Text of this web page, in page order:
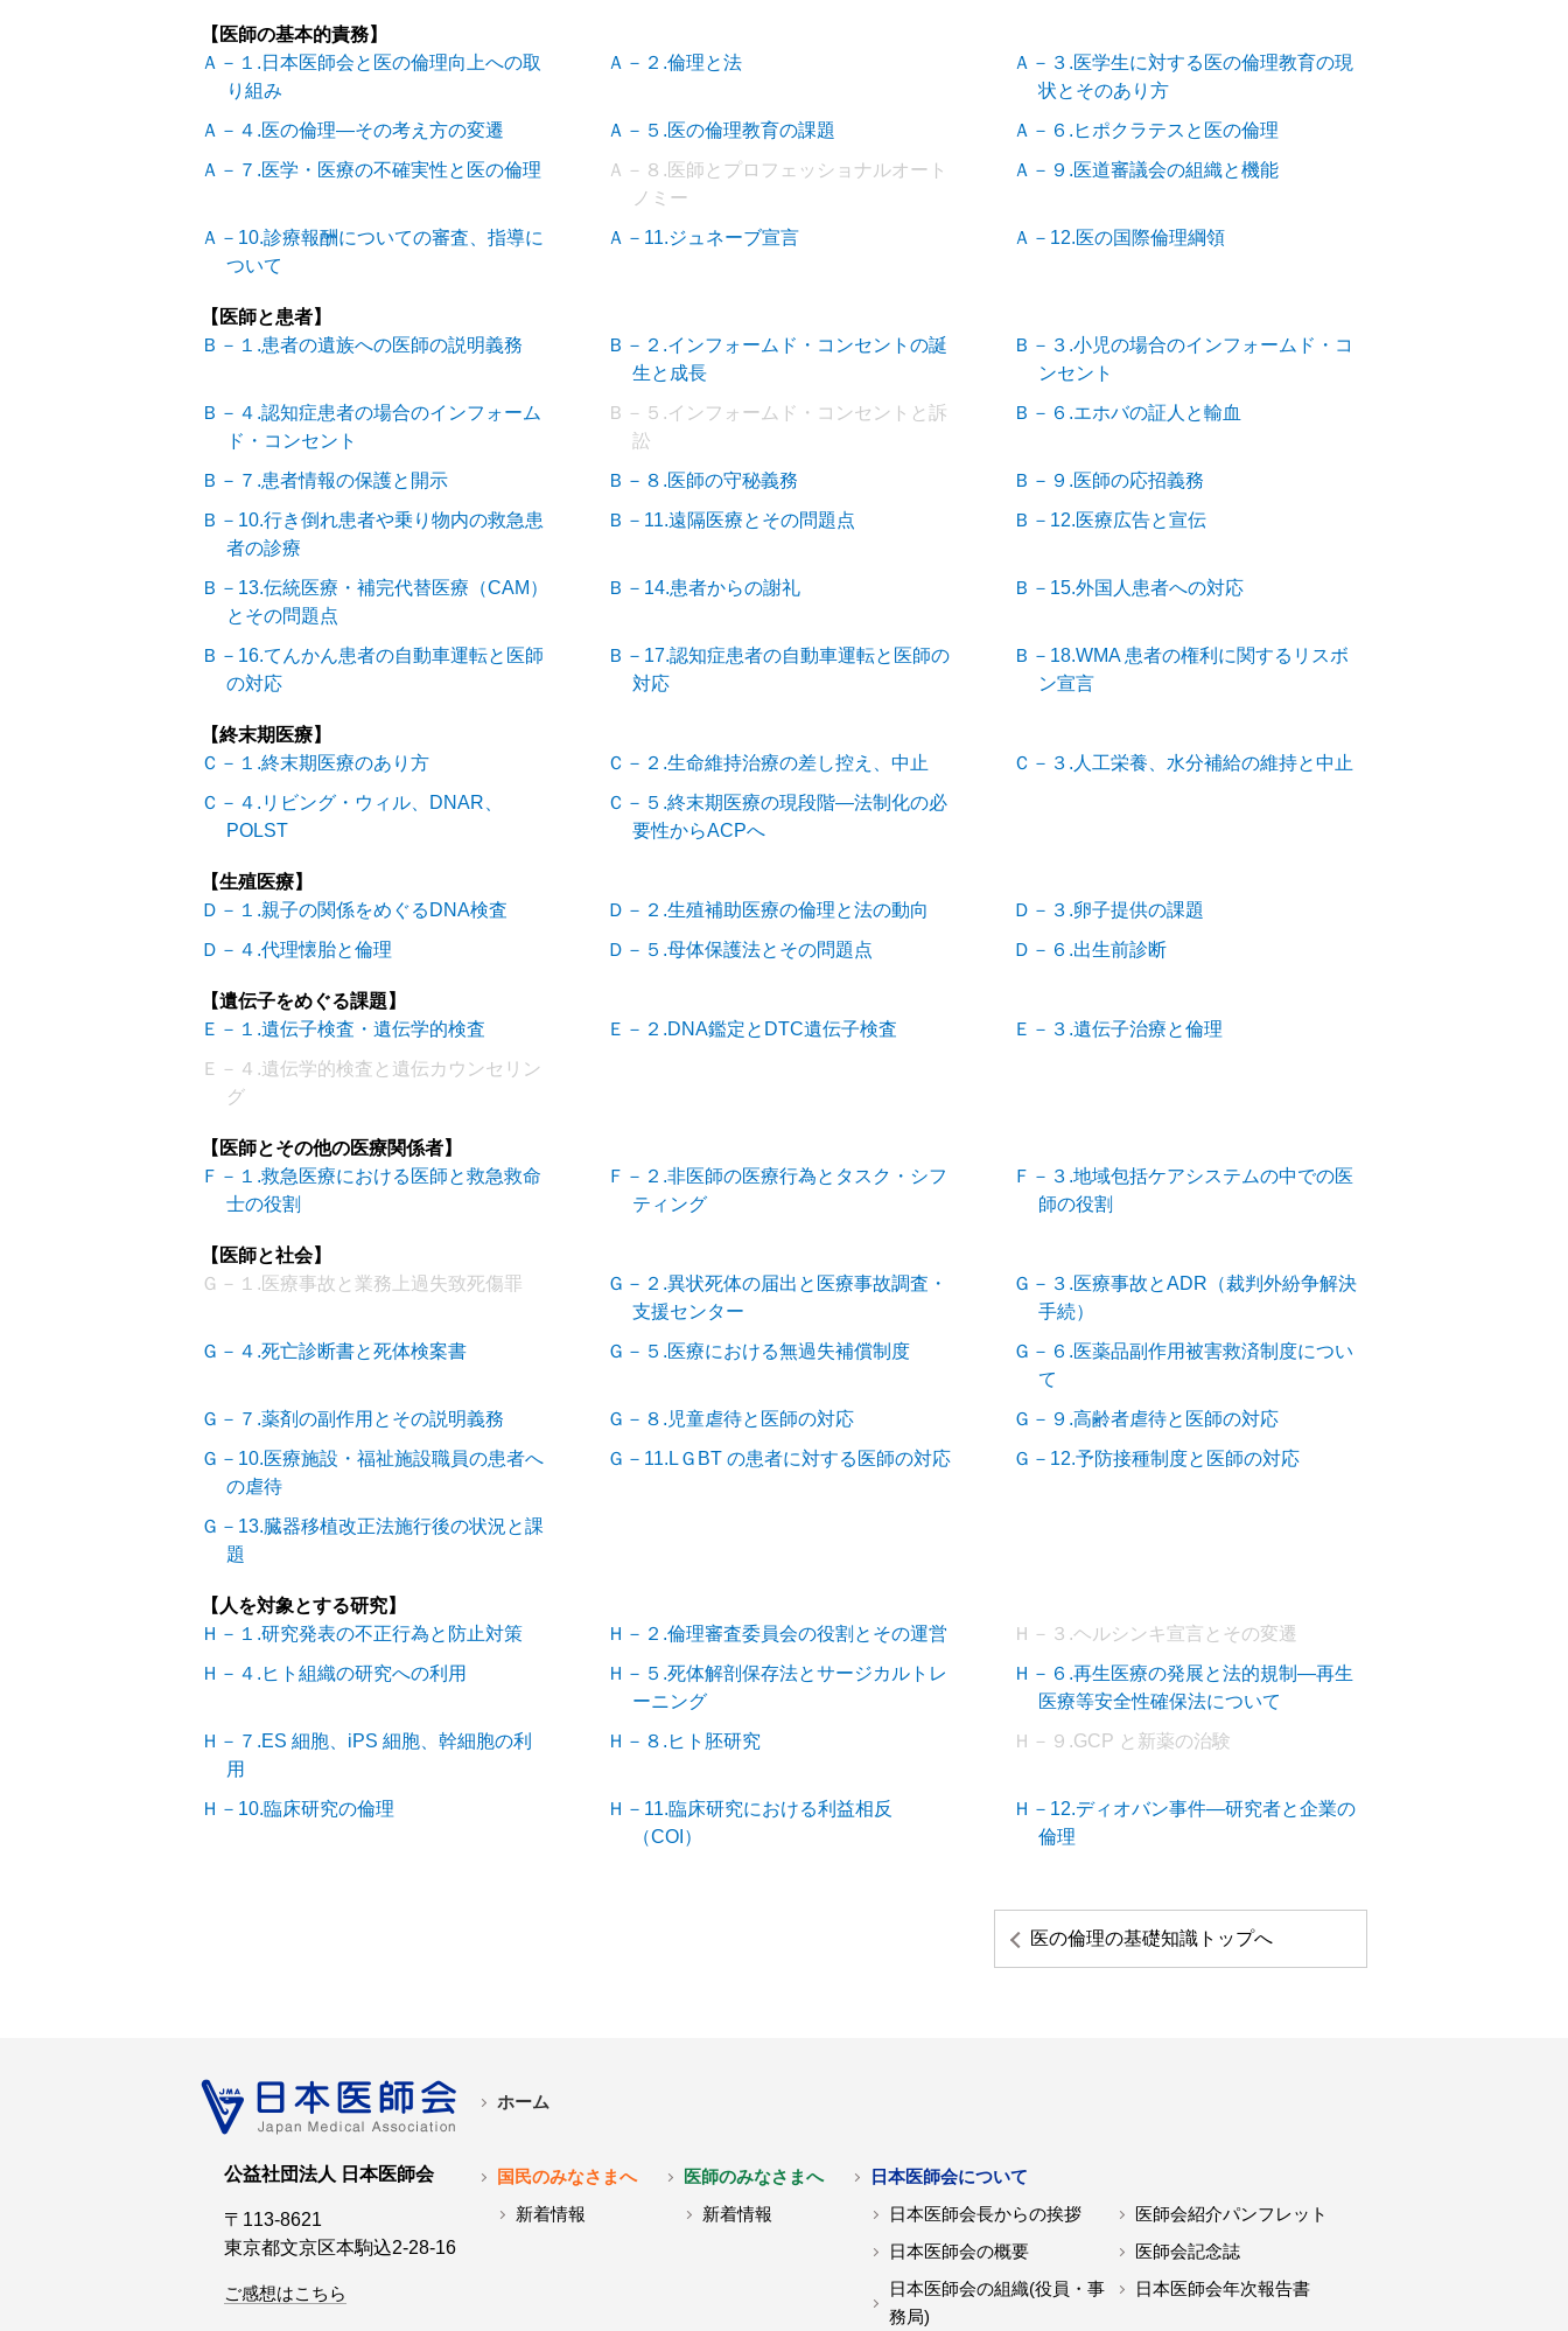
【医師の基本的責務】
Ａ－１.日本医師会と医の倫理向上への取
り組み
Ａ－２.倫理と法
Ａ－３.医学生に対する医の倫理教育の現
状とそのあり方
Ａ－４.医の倫理―その考え方の変遷
Ａ－５.医の倫理教育の課題
Ａ－６.ヒポクラテスと医の倫理
Ａ－７.医学・医療の不確実性と医の倫理
Ａ－８.医師とプロフェッショナルオート
ノミー
Ａ－９.医道審議会の組織と機能
Ａ－10.診療報酬についての審査、指導に
ついて
Ａ－11.ジュネーブ宣言 Ａ－12.医の国際倫理綱領
【医師と患者】
Ｂ－１.患者の遺族への医師の説明義務
Ｂ－２.インフォームド・コンセントの誕
生と成長
Ｂ－３.小児の場合のインフォームド・コ
ンセント
Ｂ－４.認知症患者の場合のインフォーム
ド・コンセント
Ｂ－５.インフォームド・コンセントと訴
訟
Ｂ－６.エホバの証人と輸血
Ｂ－７.患者情報の保護と開示 Ｂ－８.医師の守秘義務
Ｂ－９.医師の応招義務
Ｂ－10.行き倒れ患者や乗り物内の救急患
者の診療
Ｂ－11.遠隔医療とその問題点 Ｂ－12.医療広告と宣伝
Ｂ－13.伝統医療・補完代替医療（CAM）
とその問題点
Ｂ－14.患者からの謝礼 Ｂ－15.外国人患者への対応
Ｂ－16.てんかん患者の自動車運転と医師
の対応
Ｂ－17.認知症患者の自動車運転と医師の
対応
Ｂ－18.WMA 患者の権利に関するリスボ
ン宣言
【終末期医療】
Ｃ－１.終末期医療のあり方
Ｃ－２.生命維持治療の差し控え、中止
Ｃ－３.人工栄養、水分補給の維持と中止
Ｃ－４.リビング・ウィル、DNAR、
POLST
Ｃ－５.終末期医療の現段階―法制化の必
要性からACPへ
【生殖医療】
Ｄ－１.親子の関係をめぐるDNA検査
Ｄ－２.生殖補助医療の倫理と法の動向
Ｄ－３.卵子提供の課題
Ｄ－４.代理懐胎と倫理
Ｄ－５.母体保護法とその問題点 Ｄ－６.出生前診断
【遺伝子をめぐる課題】
Ｅ－１.遺伝子検査・遺伝学的検査
Ｅ－２.DNA鑑定とDTC遺伝子検査
Ｅ－３.遺伝子治療と倫理
Ｅ－４.遺伝学的検査と遺伝カウンセリン
グ
【医師とその他の医療関係者】
Ｆ－１.救急医療における医師と救急救命
士の役割
Ｆ－２.非医師の医療行為とタスク・シフ
ティング
Ｆ－３.地域包括ケアシステムの中での医
師の役割
【医師と社会】
Ｇ－１.医療事故と業務上過失致死傷罪
Ｇ－２.異状死体の届出と医療事故調査・
支援センター
Ｇ－３.医療事故とADR（裁判外紛争解決
手続）
Ｇ－４.死亡診断書と死体検案書
Ｇ－５.医療における無過失補償制度
Ｇ－６.医薬品副作用被害救済制度につい
て
Ｇ－７.薬剤の副作用とその説明義務
Ｇ－８.児童虐待と医師の対応
Ｇ－９.高齢者虐待と医師の対応
Ｇ－10.医療施設・福祉施設職員の患者へ
の虐待
Ｇ－11.LＧBT の患者に対する医師の対応 Ｇ－12.予防接種制度と医師の対応
Ｇ－13.臓器移植改正法施行後の状況と課
題
【人を対象とする研究】
Ｈ－１.研究発表の不正行為と防止対策
Ｈ－２.倫理審査委員会の役割とその運営
Ｈ－３.ヘルシンキ宣言とその変遷
Ｈ－４.ヒト組織の研究への利用
Ｈ－５.死体解剖保存法とサージカルトレ
ーニング
Ｈ－６.再生医療の発展と法的規制―再生
医療等安全性確保法について
Ｈ－７.ES 細胞、iPS 細胞、幹細胞の利
用
Ｈ－８.ヒト胚研究 Ｈ－９.GCP と新薬の治験
Ｈ－10.臨床研究の倫理
Ｈ－11.臨床研究における利益相反
（COI）
Ｈ－12.ディオバン事件―研究者と企業の
倫理
医の倫理の基礎知識トップへ
公益社団法人 日本医師会
〒113-8621
東京都文京区本駒込2-28-16
ご感想はこちら
ホーム
国民のみなさまへ
新着情報
医師のみなさまへ
新着情報
日本医師会について
日本医師会長からの挨拶
日本医師会の概要
日本医師会の組織(役員・事
務局)
医師会紹介パンフレット
医師会記念誌
日本医師会年次報告書